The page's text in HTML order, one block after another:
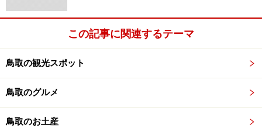
この記事に関連するテーマ
鳥取の観光スポット
鳥取のグルメ
鳥取のお土産